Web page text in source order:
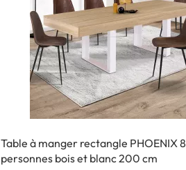
Table à manger rectangle PHOENIX 8
personnes bois et blanc 200 cm